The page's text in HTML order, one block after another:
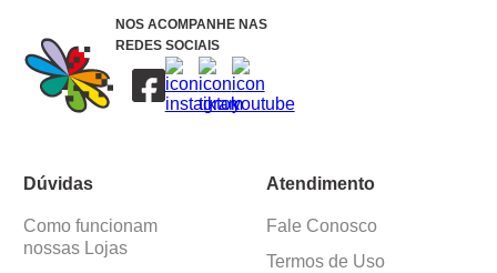
NOS ACOMPANHE NAS
REDES SOCIAIS
Dúvidas
Como funcionam
nossas Lojas
Atendimento
Fale Conosco
Termos de Uso